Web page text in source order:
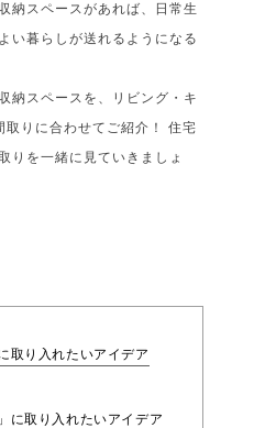
納スペースがあれば、日常生
い暮らしが送れるようになる
納スペースを、リビング・キ
取りに合わせてご紹介！ 住宅
りを一緒に見ていきましょ
取り入れたいアイデア
に取り入れたいアイデア